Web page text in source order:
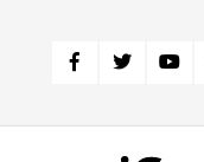
hlavnímu